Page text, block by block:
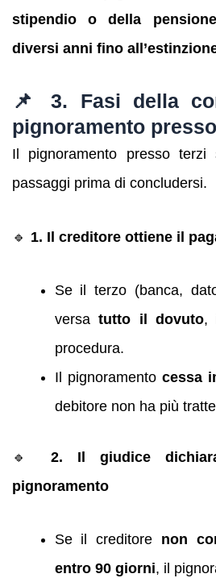
stipendio o della
diversi anni fino
📌 3. Fasi della
pignoramento
Il pignoramento presso
passaggi prima di concludersi.
🔹 1. Il creditore ottiene il
Se il terzo (banca,
versatutto il dovuto,
procedura.
Il pignoramentocessa
debitore non ha più
🔹2. Il giudice
pignoramento
Se il creditore non
entro 90 giorni, il